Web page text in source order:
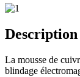
La mousse de
blindage